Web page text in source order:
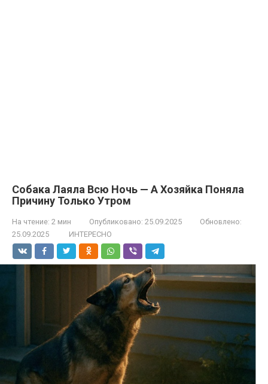
Собака Лаяла Всю Ночь — А Хозяйка Поняла
Причину Только Утром
На чтение: 2 мин Опубликовано: 25.09.2025
Обновлено:
25.09.2025
ИНТЕРЕСНО